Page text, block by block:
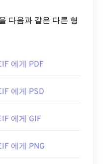
에게 PDF
에게 PSD
에게 GIF
에게 PNG